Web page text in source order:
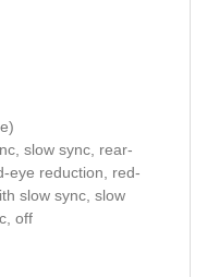
slow sync, rear-
eye reduction, red-
slow sync, slow
off